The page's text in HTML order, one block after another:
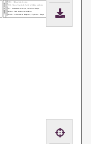
QUADRO DE SIGLAS
BIUNILA - Biblioteca Latino-Americana
SIGAA - Sistema Integrado de Gestão de Atividades acadêmicas
CCCL - Coordenadoria de Compras, Contratos e Licitações
DABIUNILA - Divisão Administrativa da Biblioteca
PROPLAN - Pró-Reitoria de de Planejamento, Orçamento e Finanças